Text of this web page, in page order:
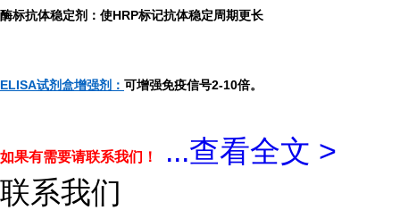
酶标抗体稳定剂：使HRP标记抗体稳定周期更长
ELISA试剂盒增强剂： 可增强免疫信号2-10倍。
如果有需要请联系我们！ ...查看全文 >
联系我们